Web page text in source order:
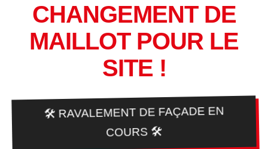
CHANGEMENT DE
MAILLOT POUR LE
SITE !
🛠️ RAVALEMENT DE FAÇADE EN
COURS 🛠️